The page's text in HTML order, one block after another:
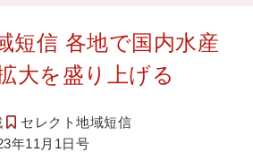
短信 各地で国内水産
大を盛り上げる
セレクト地域短信
年11月1日号